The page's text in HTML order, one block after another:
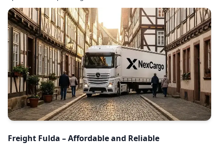
Freight Fulda – Affordable and Reliable